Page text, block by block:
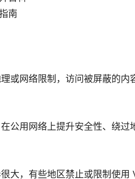
南
或网络限制，访问被屏蔽的内
公用网络上提升安全性、绕过
大，有些地区禁止或限制使用